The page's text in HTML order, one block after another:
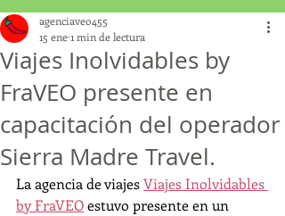
Viajes Inolvidables by
FraVEO presente en
capacitación del operador
Sierra Madre Travel.
agenciaveo455
15 ene1 min de lectura
La agencia de viajes Viajes Inolvidables
by FraVEO estuvo presente en un